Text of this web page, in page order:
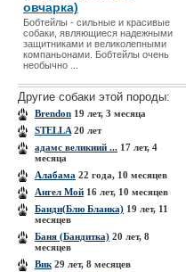
овчарка)
Бобтейлы - сильные и красивые
собаки, являющиеся надежными
защитниками и великолепными
компаньонами. Бобтейлы очень
необычно ...
Другие собаки этой породы:
Brendon 19 лет, 3 месяца
STELLA 20 лет
адамс великиий ... 17 лет, 4
месяца
Алабама 22 года, 10 месяцев
Ангел Мой 16 лет, 10 месяцев
Банди(Блю Бланка) 19 лет, 11
месяцев
Баня (Бандитка) 20 лет, 8
месяцев
Вик 29 лет, 8 месяцев